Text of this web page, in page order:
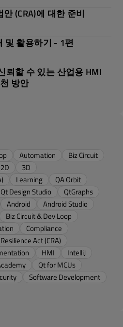
(CRA)에 대한 준비
및 활용하기 - 1편
뢰할 수 있는 산업용 HMI
방안
Automation
Biz Circuit
2D
3D
Learning
QA Orbit
Qt Design Studio
QtGraphs
Android
Android Studio
Biz Circuit & Dev Loop
Compliance
Act (CRA)
HMI
IntelliJ
Qt for MCUs
Software Development